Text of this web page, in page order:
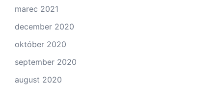
marec 2021
december 2020
október 2020
september 2020
august 2020